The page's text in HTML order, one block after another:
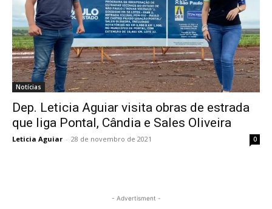
Notícias
Dep. Leticia Aguiar visita obras de estrada
que liga Pontal, Cândia e Sales Oliveira
Leticia Aguiar - 28 de novembro de 2021 0
- Advertisment -